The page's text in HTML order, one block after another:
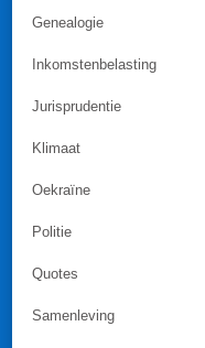
Genealogie
Inkomstenbelasting
Jurisprudentie
Klimaat
Oekraïne
Politie
Quotes
Samenleving